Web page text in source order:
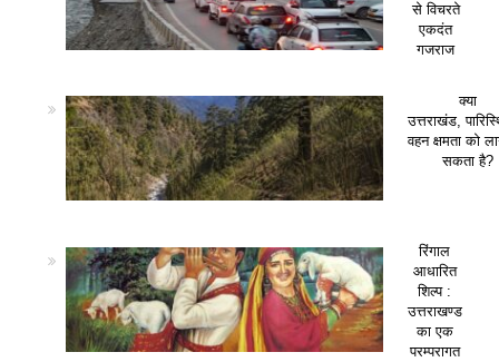
से विचरते
एकदंत
गजराज
क्या
उत्तराखंड,
वहन क्षमता को
सकता है?
रिंगाल
आधारित
शिल्प :
उत्तराखण्ड
का एक
परम्परागत